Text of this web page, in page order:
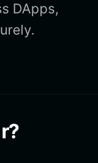
DApps,